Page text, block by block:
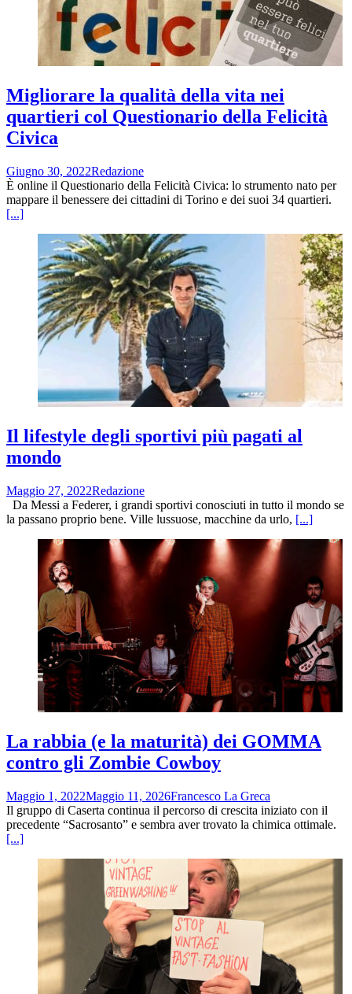
Migliorare la qualità della vita nei
quartieri col Questionario della Felicità
Civica
Giugno 30, 2022Redazione
È online il Questionario della Felicità Civica: lo strumento nato per
mappare il benessere dei cittadini di Torino e dei suoi 34 quartieri.
[...]
Il lifestyle degli sportivi più pagati al
mondo
Maggio 27, 2022Redazione
Da Messi a Federer, i grandi sportivi conosciuti in tutto il mondo se
la passano proprio bene. Ville lussuose, macchine da urlo, [...]
La rabbia (e la maturità) dei GOMMA
contro gli Zombie Cowboy
Maggio 1, 2022Maggio 11, 2026Francesco La Greca
Il gruppo di Caserta continua il percorso di crescita iniziato con il
precedente “Sacrosanto” e sembra aver trovato la chimica ottimale.
[...]